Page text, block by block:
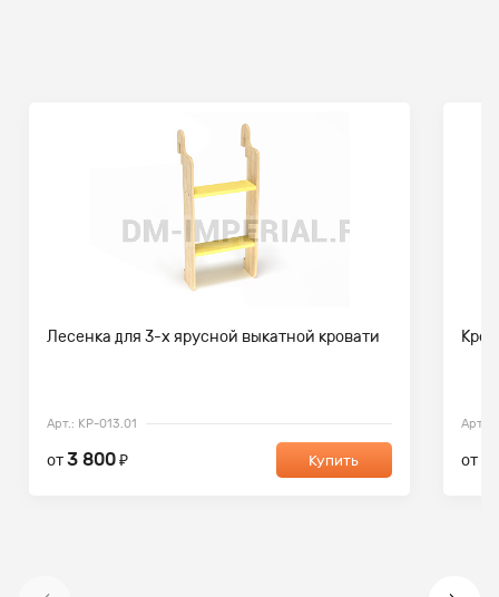
Лесенка для 3-х ярусной выкатной кровати
Арт.: КР-013.01
от3 800₽ Купить
Арт.:
от